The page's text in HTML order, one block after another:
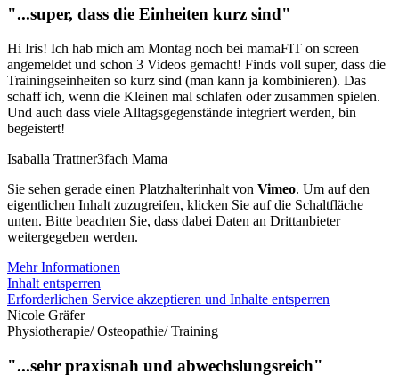
"...super, dass die Einheiten kurz sind"
Hi Iris! Ich hab mich am Montag noch bei mamaFIT on screen
angemeldet und schon 3 Videos gemacht! Finds voll super, dass die
Trainingseinheiten so kurz sind (man kann ja kombinieren). Das
schaff ich, wenn die Kleinen mal schlafen oder zusammen spielen.
Und auch dass viele Alltagsgegenstände integriert werden, bin
begeistert!
Isaballa Trattner3fach Mama
Sie sehen gerade einen Platzhalterinhalt von Vimeo. Um auf den
eigentlichen Inhalt zuzugreifen, klicken Sie auf die Schaltfläche
unten. Bitte beachten Sie, dass dabei Daten an Drittanbieter
weitergegeben werden.
Mehr Informationen
Inhalt entsperren
Erforderlichen Service akzeptieren und Inhalte entsperren
Nicole Gräfer
Physiotherapie/ Osteopathie/ Training
"...sehr praxisnah und abwechslungsreich"